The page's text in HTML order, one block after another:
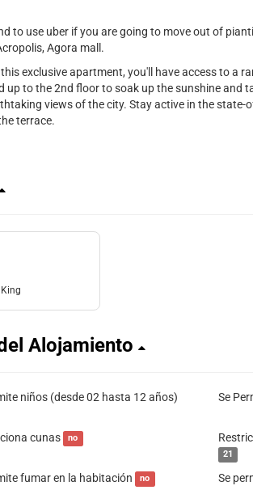
to use uber if you are going to move out of
Agora mall.
exclusive apartment, you'll have access to a
up to the 2nd floor to soak up the sunshine and
views of the city. Stay active in the state-
terrace.
Alojamiento
niños (desde 02 hasta 12 años) Se
cunas no
21
fumar en la habitación no Se